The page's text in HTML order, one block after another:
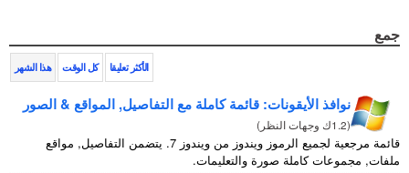
هذا الشهر
قائمة كاملة مع التفاصيل, المواقع & الصور
)
قائمة مرجعية لجميع الرموز ويندوز من ويندوز 7. يتضمن التفاصيل, مواقع
صورة والتعليمات.